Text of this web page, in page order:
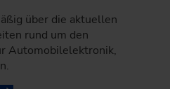
über die aktuellen
rund um den
Automobilelektronik,